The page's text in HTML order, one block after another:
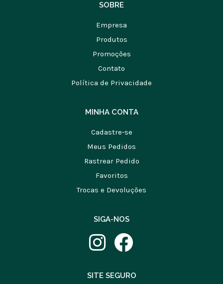
SOBRE
Empresa
Produtos
Promoções
Contato
Política de Privacidade
MINHA CONTA
Cadastre-se
Meus Pedidos
Rastrear Pedido
Favoritos
Trocas e Devoluções
SIGA-NOS
SITE SEGURO